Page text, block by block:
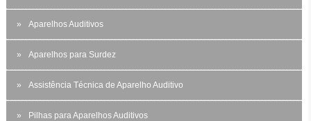
Aparelhos Auditivos
Aparelhos para Surdez
Assistência Técnica de Aparelho Auditivo
Pilhas para Aparelhos Auditivos